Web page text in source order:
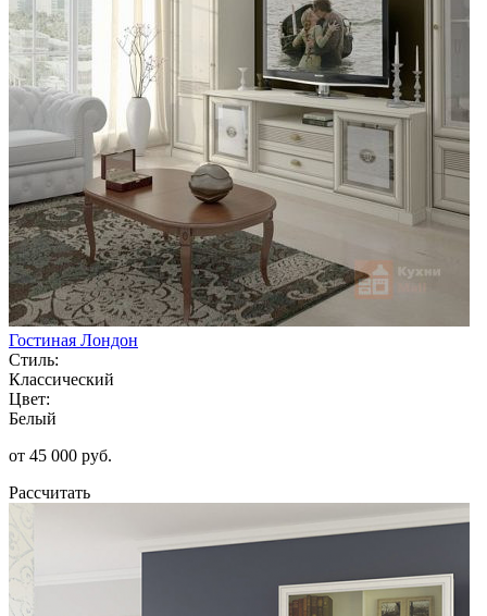
Гостиная Лондон
Стиль:
Классический
Цвет:
Белый
от 45 000 руб.
Рассчитать